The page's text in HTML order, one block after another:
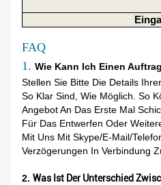
FAQ
1. Wie Kann Ich Einen
Stellen Sie Bitte Die Details
So Klar Sind, Wie Möglich. So
Angebot An Das Erste Mal
Für Das Entwerfen Oder
Mit Uns Mit Skype/E-Mail/
Verzögerungen In Verbindung
2. Was Ist Der Unterschied